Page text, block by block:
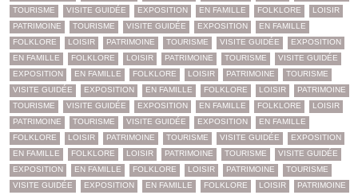
TOURISME
VISITE GUIDÉE EXPOSITION EN FAMILLE FOLKLORE
LOISIR
PATRIMOINE
TOURISME VISITE GUIDÉE EXPOSITION
EN FAMILLE
FOLKLORE
LOISIR PATRIMOINE TOURISME VISITE GUIDÉE
EXPOSITION
EN FAMILLE
FOLKLORE LOISIR PATRIMOINE TOURISME
VISITE GUIDÉE
EXPOSITION
EN FAMILLE FOLKLORE LOISIR PATRIMOINE
TOURISME
VISITE GUIDÉE
EXPOSITION EN FAMILLE FOLKLORE LOISIR
PATRIMOINE
TOURISME
VISITE GUIDÉE EXPOSITION EN FAMILLE FOLKLORE
LOISIR
PATRIMOINE
TOURISME VISITE GUIDÉE EXPOSITION
EN FAMILLE
FOLKLORE
LOISIR PATRIMOINE TOURISME VISITE GUIDÉE
EXPOSITION
EN FAMILLE
FOLKLORE LOISIR PATRIMOINE TOURISME
VISITE GUIDÉE
EXPOSITION
EN FAMILLE FOLKLORE LOISIR PATRIMOINE
TOURISME
VISITE GUIDÉE
EXPOSITION EN FAMILLE FOLKLORE LOISIR
PATRIMOINE